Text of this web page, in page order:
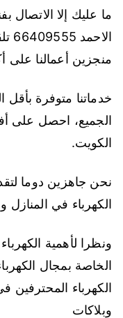
ما عليك إلا الاتصال
منجزين أعمالنا على
خدماتنا متوفرة بأقل
الجميع، احصل على
الكويت.
نحن جاهزين دوما
الكهرباء في
ونظرا لأهمية
الخاصة بمجال
الكهرباء المحترفين
وبلاكات